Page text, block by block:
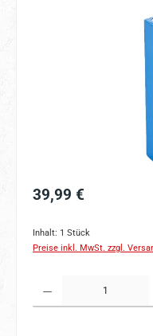
Regulärer Preis:
39,99 €
Inhalt: 1 Stück
Preise inkl. MwSt. zzgl.